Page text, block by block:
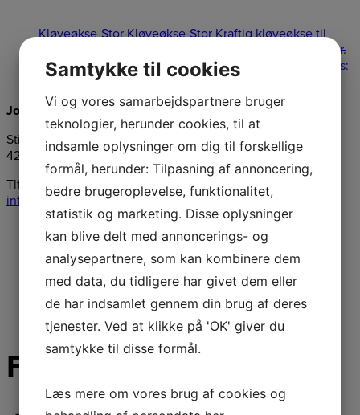
Kløveøkse-Stor Kløveøkse-Stor Kraftig kløveøkse til
kr.
Original price was: 899,00 kr..819,00
Current price is:
819,00 kr.. Læs mere
Jongshøj Maskiner ApS
Stillingevej 46, Kirke Stillinge
4200 Slagelse
Tlf.:
58547276
info@jongshoej-maskiner.dk
Følg os på facebook
Samtykke til cookies
Vi og vores samarbejdspartnere bruger
teknologier, herunder cookies, til at
indsamle oplysninger om dig til forskellige
formål, herunder: Tilpasning af annoncering,
bedre brugeroplevelse, funktionalitet,
statistik og marketing. Disse oplysninger
kan blive delt med annoncerings- og
analysepartnere, som kan kombinere dem
med data, du tidligere har givet dem eller
de har indsamlet gennem din brug af deres
tjenester. Ved at klikke på 'OK' giver du
samtykke til disse formål.
Læs mere om vores brug af cookies og